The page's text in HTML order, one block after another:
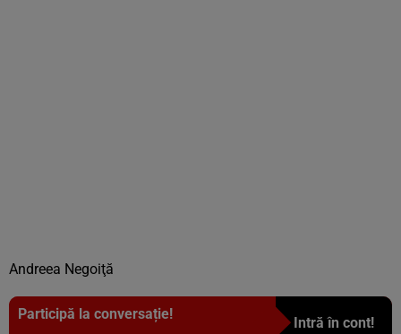
Andreea Negoiţă
Participă la conversație!
Intră în cont!